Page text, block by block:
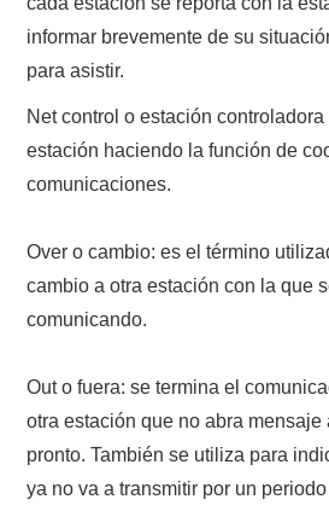
informar brevemente de su
para asistir.
Net control o estación
estación haciendo la función de
comunicaciones.
Over o cambio: es el término
cambio a otra estación con la que
comunicando.
Out o fuera: se termina el
otra estación que no abra
pronto. También se utiliza para
ya no va a transmitir por un